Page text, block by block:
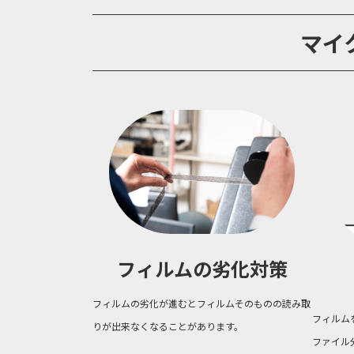
マイ
フィルムの劣化対策
フィルムの劣化が進むとフィルムそのものの読み取
りが出来なくなることがあります。
フィルム
ファイル